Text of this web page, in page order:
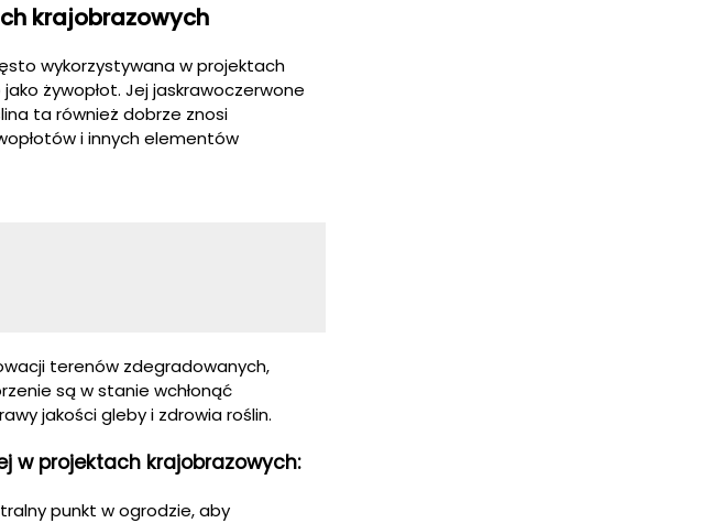
krajobrazowych
wykorzystywana w projektach
żywopłot. Jej jaskrawoczerwone
ta również dobrze znosi
i innych elementów
terenów zdegradowanych,
są w stanie wchłonąć
jakości gleby i zdrowia roślin.
w projektach krajobrazowych:
punkt w ogrodzie, aby